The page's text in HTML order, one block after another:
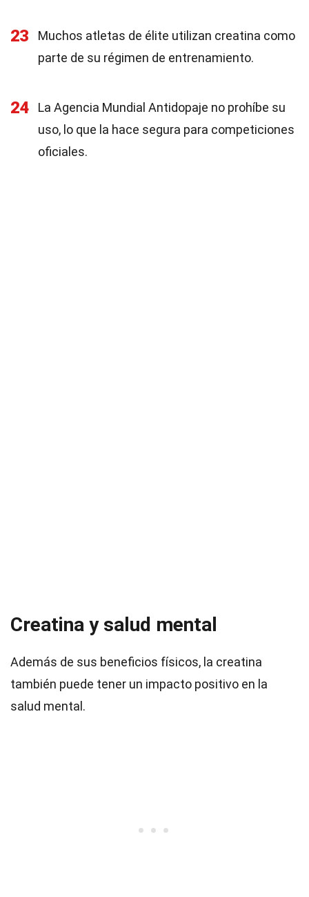
23
Muchos atletas de élite utilizan creatina como
parte de su régimen de entrenamiento.
24
La Agencia Mundial Antidopaje no prohíbe su
uso, lo que la hace segura para competiciones
oficiales.
Creatina y salud mental
Además de sus beneficios físicos, la creatina
también puede tener un impacto positivo en la
salud mental.